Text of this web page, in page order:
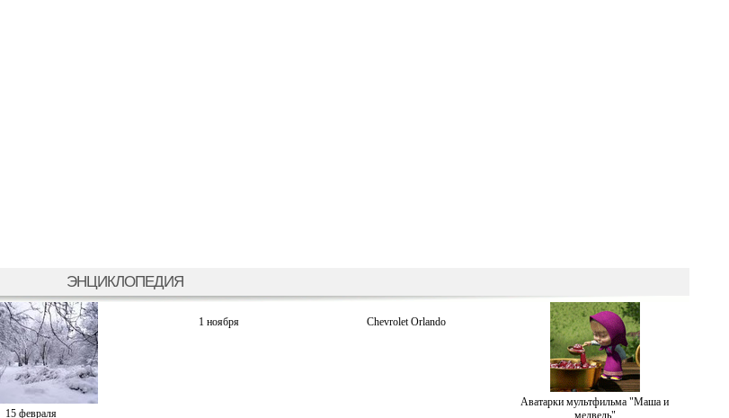
ЭНЦИКЛОПЕДИЯ
15 февраля
1 ноября Chevrolet Orlando
Аватарки мультфильма "Маша и
медведь"